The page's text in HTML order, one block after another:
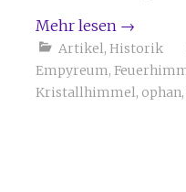
Mehr lesen →
Artikel, Historik
Empyreum,
Kristallhimmel, ophan,